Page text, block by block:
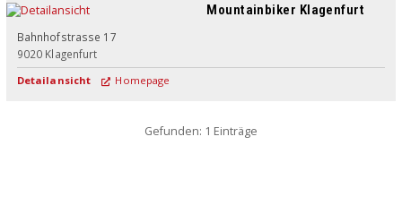
Mountainbiker Klagenfurt
Bahnhofstrasse 17
9020 Klagenfurt
Detailansicht Homepage
Gefunden: 1 Einträge